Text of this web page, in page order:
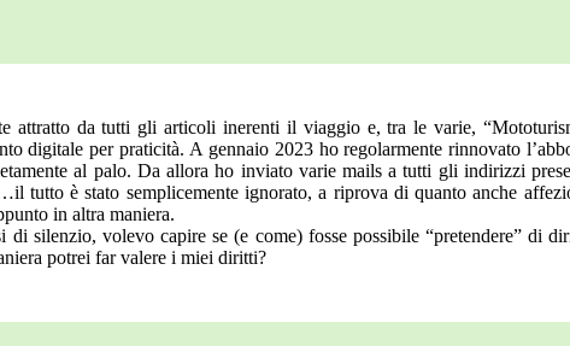
attratto da tutti gli articoli inerenti il viaggio e, tra le varie,
digitale per praticità. A gennaio 2023 ho regolarmente rinnovato
al palo. Da allora ho inviato varie mails a tutti gli indirizzi
è stato semplicemente ignorato, a riprova di quanto anche
in altra maniera.
di silenzio, volevo capire se (e come) fosse possibile “pretendere” di
potrei far valere i miei diritti?